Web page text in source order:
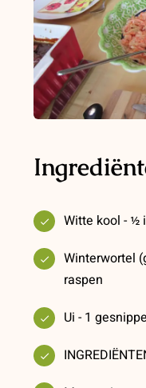
Witte kool - ½
Winterwortel
raspen
Ui - 1